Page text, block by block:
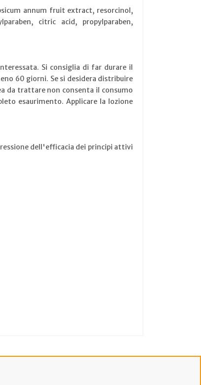
annum fruit extract, resorcinol,
citric acid, propylparaben,
Si consiglia di far durare il
60 giorni. Se si desidera distribuire
da trattare non consenta il consumo
esaurimento. Applicare la lozione
dell'efficacia dei principi attivi